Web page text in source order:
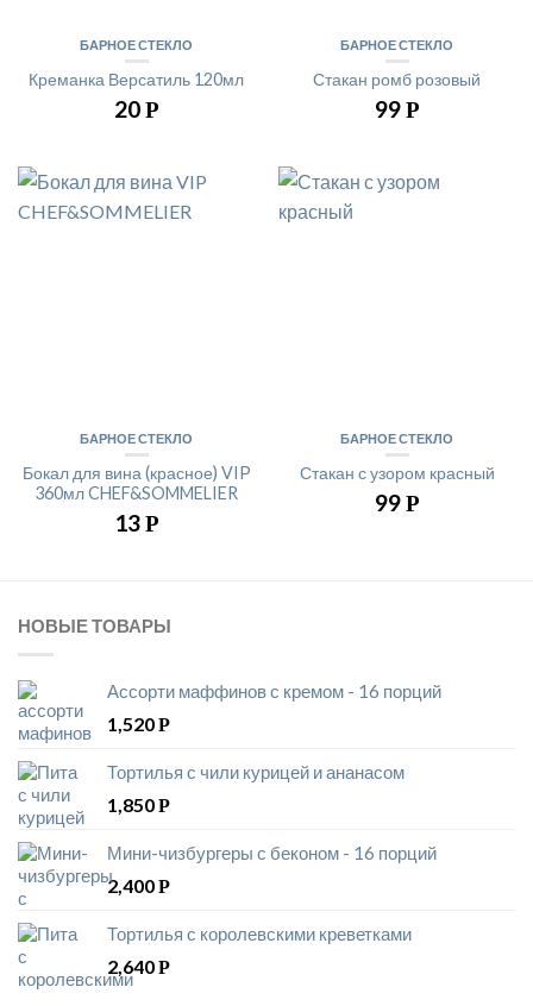
БАРНОЕ СТЕКЛО
Креманка Версатиль 120мл
20Р
БАРНОЕ СТЕКЛО
Стакан ромб розовый
99Р
БАРНОЕ СТЕКЛО
Бокал для вина (красное) VIP
360мл CHEF&SOMMELIER
13Р
БАРНОЕ СТЕКЛО
Стакан с узором красный
99Р
НОВЫЕ ТОВАРЫ
Ассорти маффинов с кремом - 16 порций
1,520Р
Тортилья с чили курицей и ананасом
1,850Р
Мини-чизбургеры с беконом - 16 порций
2,400Р
Тортилья с королевскими креветками
2,640Р